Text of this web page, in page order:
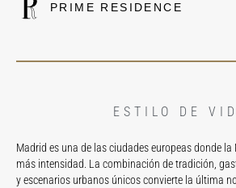
PRIME RESIDENCE
ESTILO DE
Madrid es una de las ciudades europeas donde la
más intensidad. La combinación de tradición,
y escenarios urbanos únicos convierte la última